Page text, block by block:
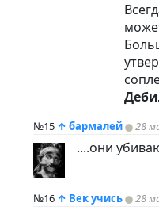
№15 ↑ бармалей 28
....они
№16 ↑ Век учись 28